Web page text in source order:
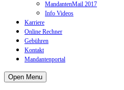
MandantenMail 2017
Info Videos
Karriere
Online Rechner
Gebühren
Kontakt
Mandantenportal
Open Menu